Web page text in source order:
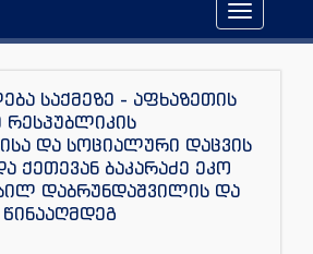
Toggle
navigation
საქმეზე - აფხაზეთის
რესპუბლიკის
და სოციალური დაცვის
ქეთევან ბაკარაძე ეკო
დაბრუნდაშვილის და
წინააღმდეგ